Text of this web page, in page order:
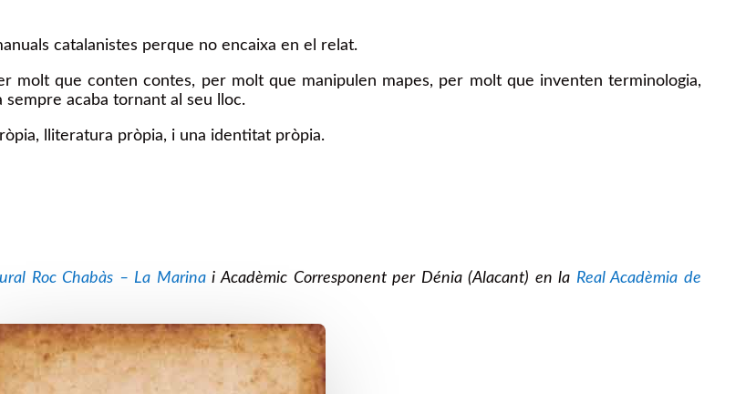
catalanistes perque no encaixa en el relat.
molt que conten contes, per molt que manipulen mapes, per molt que inventen terminologia,
acaba tornant al seu lloc.
lliteratura pròpia, i una identitat pròpia.
Roc Chabàs – La Marinai Acadèmic Corresponent per Dénia (Alacant) en la Real Acadèmia de